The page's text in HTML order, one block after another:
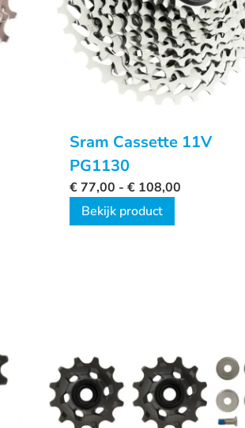
Sram Cassette 11V
PG1130
€77,00 - €108,00
Bekijk product